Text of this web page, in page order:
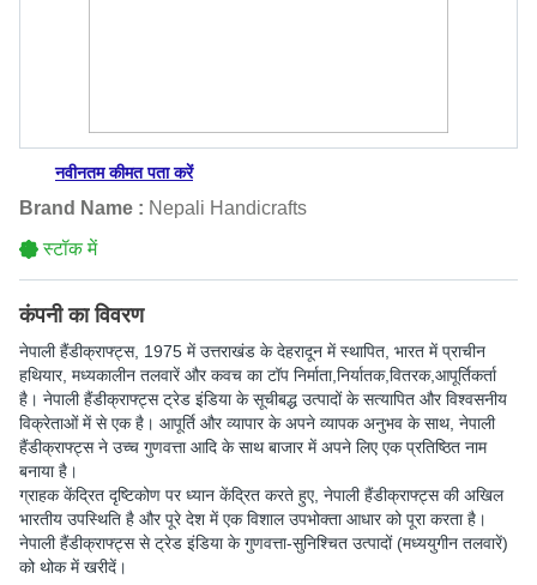
नवीनतम कीमत पता करें
Brand Name : Nepali Handicrafts
स्टॉक में
कंपनी का विवरण
नेपाली हैंडीक्राफ्ट्स, 1975 में उत्तराखंड के देहरादून में स्थापित, भारत में प्राचीन
हथियार, मध्यकालीन तलवारें और कवच का टॉप निर्माता,निर्यातक,वितरक,आपूर्तिकर्ता
है। नेपाली हैंडीक्राफ्ट्स ट्रेड इंडिया के सूचीबद्ध उत्पादों के सत्यापित और विश्वसनीय
विक्रेताओं में से एक है। आपूर्ति और व्यापार के अपने व्यापक अनुभव के साथ, नेपाली
हैंडीक्राफ्ट्स ने उच्च गुणवत्ता आदि के साथ बाजार में अपने लिए एक प्रतिष्ठित नाम
बनाया है।
ग्राहक केंद्रित दृष्टिकोण पर ध्यान केंद्रित करते हुए, नेपाली हैंडीक्राफ्ट्स की अखिल
भारतीय उपस्थिति है और पूरे देश में एक विशाल उपभोक्ता आधार को पूरा करता है।
नेपाली हैंडीक्राफ्ट्स से ट्रेड इंडिया के गुणवत्ता-सुनिश्चित उत्पादों (मध्ययुगीन तलवारें)
को थोक में खरीदें।